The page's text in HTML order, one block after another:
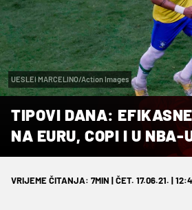
UESLEI MARCELINO/Action Images
TIPOVI DANA:
NA EURU, COPI I U NBA-
VRIJEME ČITANJA: 7MIN | ČET. 17.06.21. |